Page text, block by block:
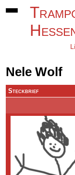
Nele Wolf
Steckbrief